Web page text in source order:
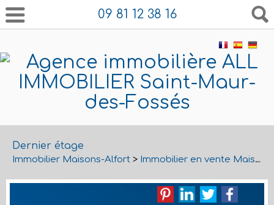
09 81 12 38 16
Dernier étage
Immobilier Maisons-Alfort > Immobilier en vente Maisons-Alfort